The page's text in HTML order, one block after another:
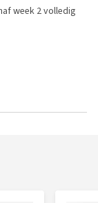
week 2 volledig